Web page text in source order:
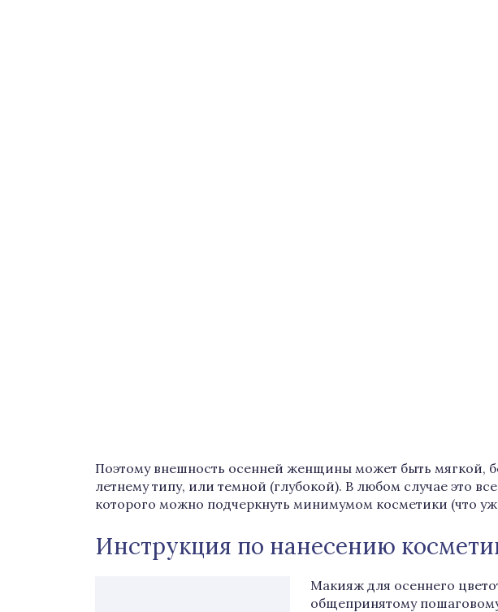
Поэтому внешность осенней женщины может быть мягкой,
летнему типу, или темной (глубокой). В любом случае это
которого можно подчеркнуть минимумом косметики (что
Инструкция по нанесению
Макияж для осеннего
общепринятому